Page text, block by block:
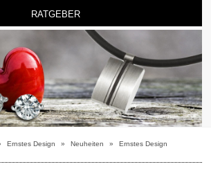
RATGEBER
Ernstes Design » Neuheiten »
Ernstes Design